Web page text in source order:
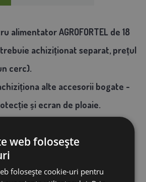
alimentator AGROFORTEL de 18
achiziționat separat, prețul
cerc).
alte accesorii bogate -
și ecran de ploaie.
web folosește
folosește cookie-uri pentru